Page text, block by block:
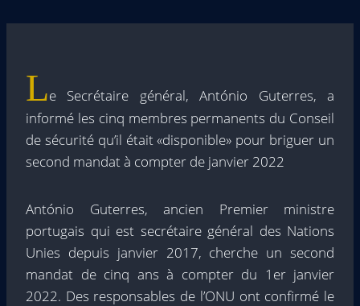
Le Secrétaire général, António Guterres, a
informé les cinq membres permanents du Conseil
de sécurité qu’il était «disponible» pour briguer un
second mandat à compter de janvier 2022
António Guterres, ancien Premier ministre
portugais qui est secrétaire général des Nations
Unies depuis janvier 2017, cherche un second
mandat de cinq ans à compter du 1er janvier
2022. Des responsables de l’ONU ont confirmé le